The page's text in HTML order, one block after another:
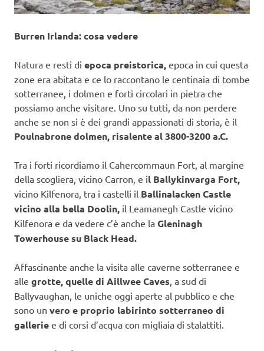
Burren Irlanda: cosa vedere
Natura e resti di epoca preistorica, epoca in cui questa
zone era abitata e ce lo raccontano le centinaia di tombe
sotterranee, i dolmen e forti circolari in pietra che
possiamo anche visitare. Uno su tutti, da non perdere
anche se non si è dei grandi appassionati di storia, è il
Poulnabrone dolmen, risalente al 3800-3200 a.C.
Tra i forti ricordiamo il Cahercommaun Fort, al margine
della scogliera, vicino Carron, e il Ballykinvarga Fort,
vicino Kilfenora, tra i castelli il Ballinalacken Castle
vicino alla bella Doolin, il Leamanegh Castle vicino
Kilfenora e da vedere c’è anche la Gleninagh
Towerhouse su Black Head.
Affascinante anche la visita alle caverne sotterranee e
alle grotte, quelle di Aillwee Caves, a sud di
Ballyvaughan, le uniche oggi aperte al pubblico e che
sono un vero e proprio labirinto sotterraneo di
gallerie e di corsi d’acqua con migliaia di stalattiti.